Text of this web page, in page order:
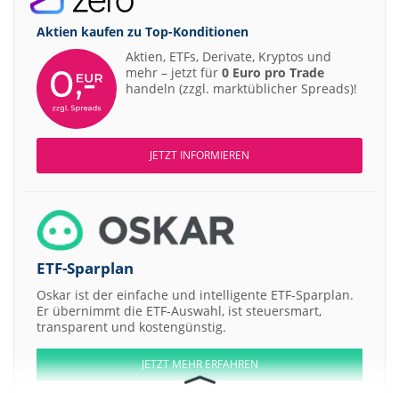
Aktien kaufen zu Top-Konditionen
Aktien, ETFs, Derivate, Kryptos und
mehr – jetzt für 0 Euro pro Trade
handeln (zzgl. marktüblicher Spreads)!
JETZT INFORMIEREN
ETF-Sparplan
Oskar ist der einfache und intelligente ETF-Sparplan.
Er übernimmt die ETF-Auswahl, ist steuersmart,
transparent und kostengünstig.
JETZT MEHR ERFAHREN